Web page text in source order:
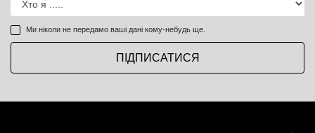
Ми ніколи не передамо ваші дані кому-небудь ще.
ПІДПИСАТИСЯ